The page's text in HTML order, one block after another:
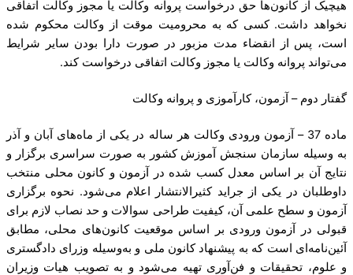
هیچیک از کانون‌ها حق درخواست پروانه وکالت یا مجوز وکالت اتفاقی
نخواهد داشت. کسی که به محرومیت موقت از وکالت محکوم شده
است، پس از انقضاء مدت مزبور در صورت دارا بودن سایر شرایط
می‌تواند پروانه وکالت یا مجوز وکالت اتفاقی درخواست کند.
گفتار دوم – آزمون، کارآموزی و پروانه وکالت
ماده 37 – آزمون ورودی وکالت هر ساله در یکی از ماه‌های آبان و آذر
به وسیله سازمان سنجش آموزش کشور به صورت سراسری برگزار و
نتایج آن بر اساس معدل کسب شده در آزمون و کانون محلی منتخب
داوطلبان در یکی از جراید کثیرالانتشار اعلام می‌شود. نحوه برگزاری
آزمون و سطح علمی آن، کیفیت طراحی سوالات و حد نصاب لازم برای
قبولی در آزمون ورودی بر اساس موقعیت کانون‌های محلی، مطابق
آئین‌نامه‌ای است که به پیشنهاد کانون ملی و به‌وسیله وزرای دادگستری
و علوم، تحقیقات و فن‌آوری تهیه می‌شود و به تصویب هیات وزیران